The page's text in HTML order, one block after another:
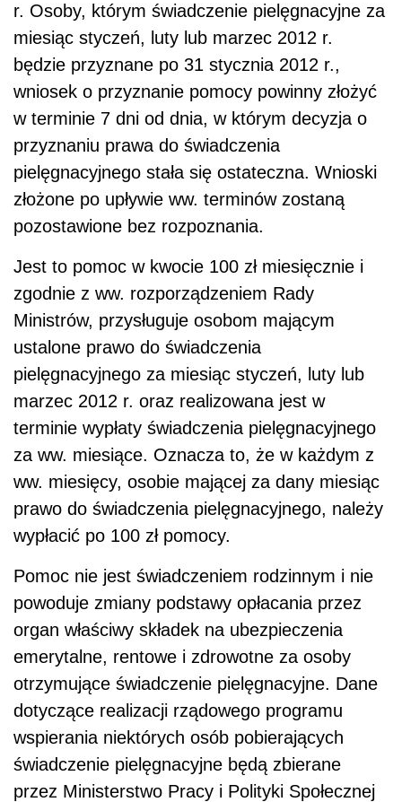
r. Osoby, którym świadczenie pielęgnacyjne za
miesiąc styczeń, luty lub marzec 2012 r.
będzie przyznane po 31 stycznia 2012 r.,
wniosek o przyznanie pomocy powinny złożyć
w terminie 7 dni od dnia, w którym decyzja o
przyznaniu prawa do świadczenia
pielęgnacyjnego stała się ostateczna. Wnioski
złożone po upływie ww. terminów zostaną
pozostawione bez rozpoznania.
Jest to pomoc w kwocie 100 zł miesięcznie i
zgodnie z ww. rozporządzeniem Rady
Ministrów, przysługuje osobom mającym
ustalone prawo do świadczenia
pielęgnacyjnego za miesiąc styczeń, luty lub
marzec 2012 r. oraz realizowana jest w
terminie wypłaty świadczenia pielęgnacyjnego
za ww. miesiące. Oznacza to, że w każdym z
ww. miesięcy, osobie mającej za dany miesiąc
prawo do świadczenia pielęgnacyjnego, należy
wypłacić po 100 zł pomocy.
Pomoc nie jest świadczeniem rodzinnym i nie
powoduje zmiany podstawy opłacania przez
organ właściwy składek na ubezpieczenia
emerytalne, rentowe i zdrowotne za osoby
otrzymujące świadczenie pielęgnacyjne. Dane
dotyczące realizacji rządowego programu
wspierania niektórych osób pobierających
świadczenie pielęgnacyjne będą zbierane
przez Ministerstwo Pracy i Polityki Społecznej